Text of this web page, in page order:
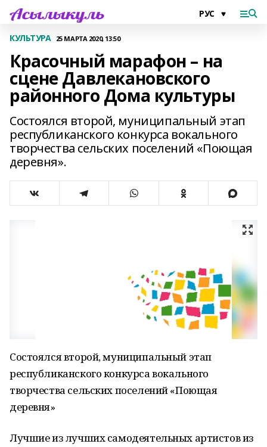
КУЛЬТУРА 25 МАРТА 2020, 13:50
Красочный марафон – на
сцене Давлекановского
районного Дома культуры
Состоялся второй, муниципальный этап
республиканского конкурса вокального
творчества сельских поселений «Поющая
деревня».
Состоялся второй, муниципальный этап
республиканского конкурса вокального
творчества сельских поселений «Поющая
деревня»
Лучшие из лучших самодеятельных артистов из